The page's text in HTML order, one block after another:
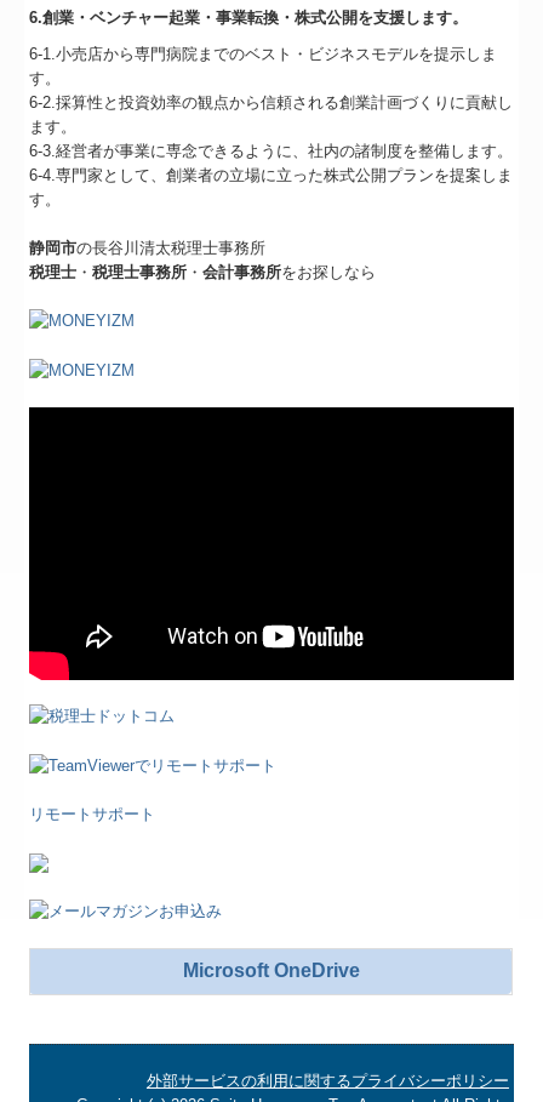
静岡市の長谷川清太税理士事務所
税理士 ・税理士事務所 ・会計事務所をお探しなら
リモートサポート
Microsoft OneDrive
6.創業・ベンチャー起業・事業転換・株式公開を支援します。
6-1.小売店から専門病院までのベスト・ビジネスモデルを提示しま
す。
6-2.採算性と投資効率の観点から信頼される創業計画づくりに貢献し
ます。
6-3.経営者が事業に専念できるように、社内の諸制度を整備します。
6-4.専門家として、創業者の立場に立った株式公開プランを提案しま
す。
外部サービスの利用に関するプライバシーポリシー